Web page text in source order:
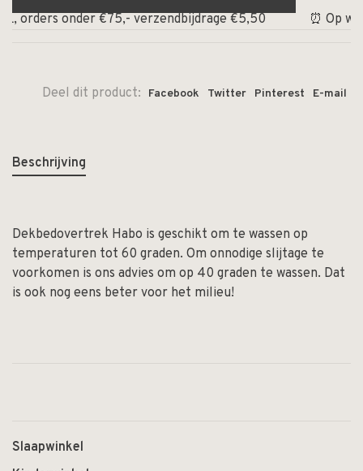
onder €75,- verzendbijdrage €5,50
⏰ Op
Deel dit product: Facebook Twitter Pinterest E-mail
Beschrijving
Dekbedovertrek Habo is geschikt om te wassen op
temperaturen tot 60 graden. Om onnodige slijtage te
voorkomen is ons advies om op 40 graden te wassen. Dat
is ook nog eens beter voor het milieu!
Slaapwinkel